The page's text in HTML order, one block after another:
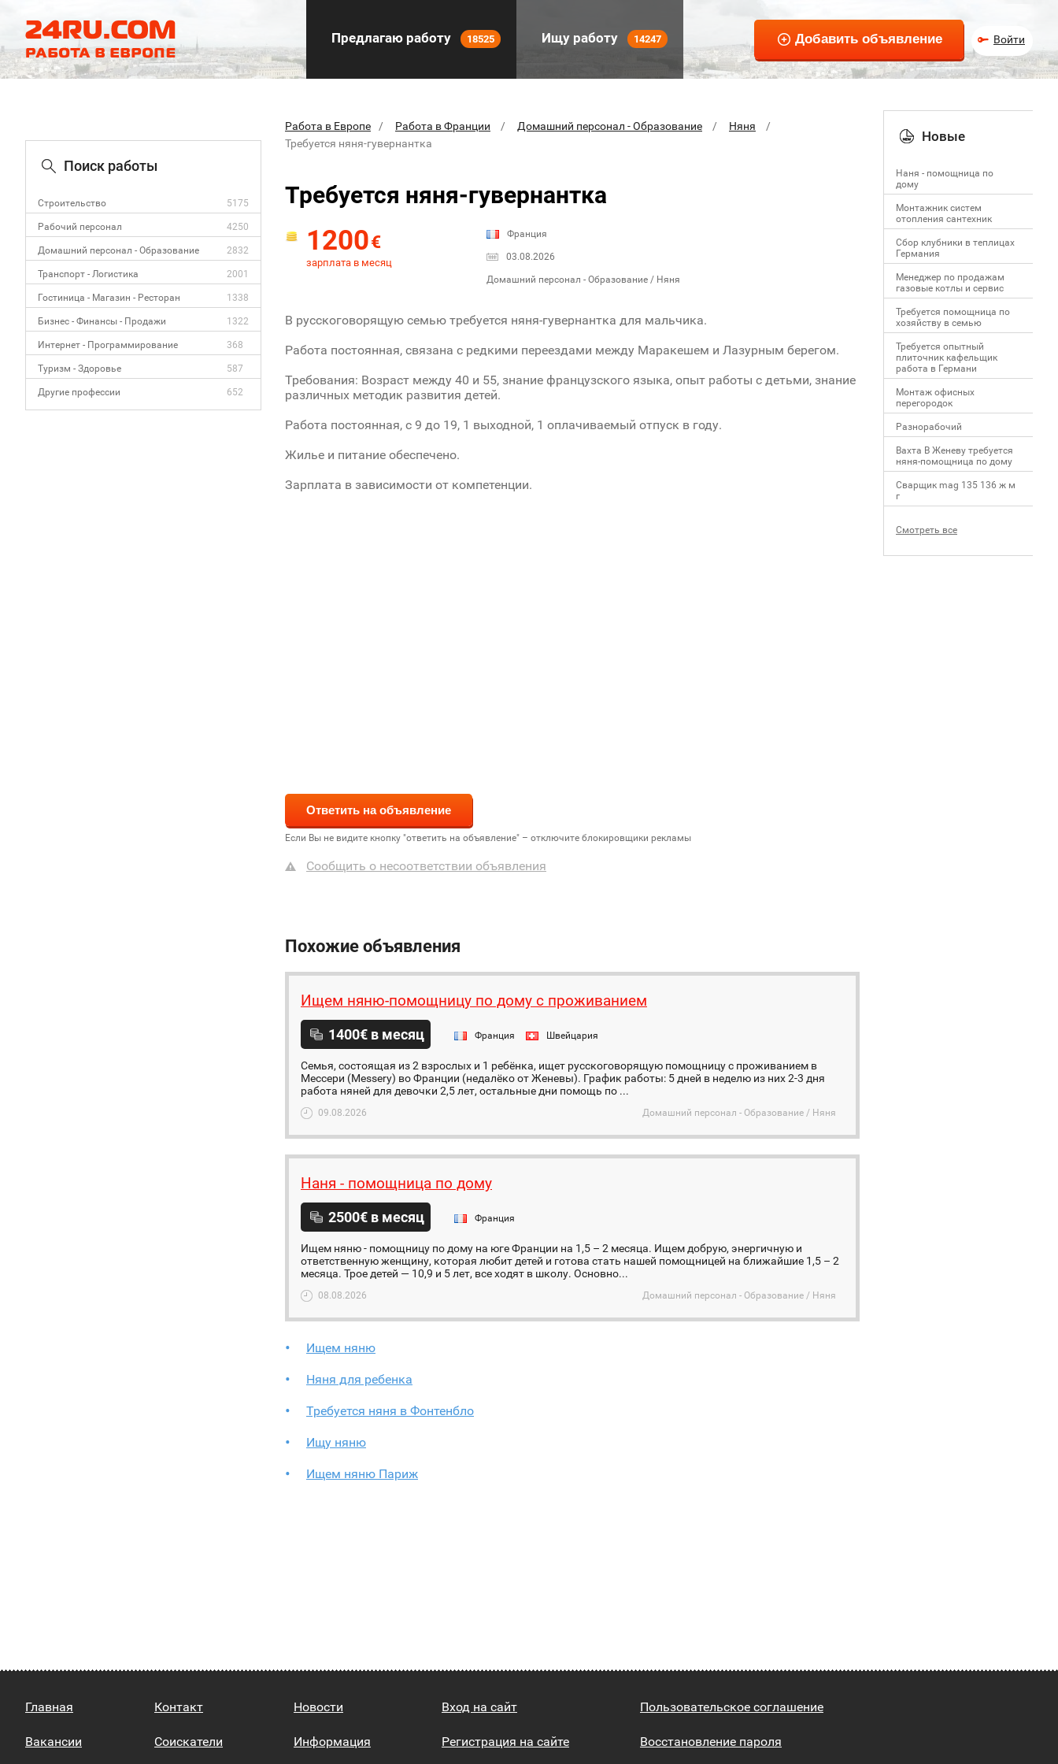
Предлагаю работу 18525 Ищу работу 14247 Войти
Поиск работы
Строительство 5175
Рабочий персонал 4250
Домашний персонал - Образование 2832
Транспорт - Логистика 2001
Гостиница - Магазин - Ресторан 1338
Бизнес - Финансы - Продажи 1322
Интернет - Программирование 368
Туризм - Здоровье 587
Другие профессии 652
Работа в Европе Работа в Франции Домашний персонал - Образование
Няня
Требуется няня-гувернантка
Требуется няня-гувернантка
1200€
зарплата в месяц
Франция
03.08.2026
Домашний персонал - Образование / Няня
В русскоговорящую семью требуется няня-гувернантка для мальчика.
Работа постоянная, связана с редкими переездами между Маракешем и Лазурным берегом.
Требования: Возраст между 40 и 55, знание французского языка, опыт работы с детьми, знание
различных методик развития детей.
Работа постоянная, с 9 до 19, 1 выходной, 1 оплачиваемый отпуск в году.
Жилье и питание обеспечено.
Зарплата в зависимости от компетенции.
Если Вы не видите кнопку "ответить на объявление" – отключите блокировщики рекламы
Сообщить о несоответствии объявления
Похожие объявления
Ищем няню-помощницу по дому с проживанием
1400€ в месяц Франция Швейцария
Семья, состоящая из 2 взрослых и 1 ребёнка, ищет русскоговорящую помощницу с проживанием в
Мессери (Messery) во Франции (недалёко от Женевы). График работы: 5 дней в неделю из них 2-3 дня
работа няней для девочки 2,5 лет, остальные дни помощь по ...
09.08.2026 Домашний персонал - Образование / Няня
Наня - помощница по дому
2500€ в месяц Франция
Ищем няню - помощницу по дому на юге Франции на 1,5 – 2 месяца. Ищем добрую, энергичную и
ответственную женщину, которая любит детей и готова стать нашей помощницей на ближайшие 1,5 – 2
месяца. Трое детей — 10,9 и 5 лет, все ходят в школу. Основно...
08.08.2026 Домашний персонал - Образование / Няня
Ищем няню
Няня для ребенка
Требуется няня в Фонтенбло
Ищу няню
Ищем няню Париж
Новые
Наня - помощница по
дому
Монтажник систем
отопления сантехник
Сбор клубники в теплицах
Германия
Менеджер по продажам
газовые котлы и сервис
Требуется помощница по
хозяйству в семью
Требуется опытный
плиточник кафельщик
работa в Германи
Mонтаж офисных
перегородок
Разнорабочий
Вахта В Женеву требуется
няня-помощница по дому
Сварщик mag 135 136 ж м
г
Смотреть все
Главная
Вакансии
Контакт
Соискатели
Новости
Информация
Вход на сайт
Регистрация на сайте
Пользовательское соглашение
Восстановление пароля